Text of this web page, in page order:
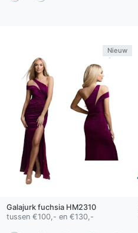
Nieuw
Galajurk fuchsiaHM2310
tussen €100,- en €130,-